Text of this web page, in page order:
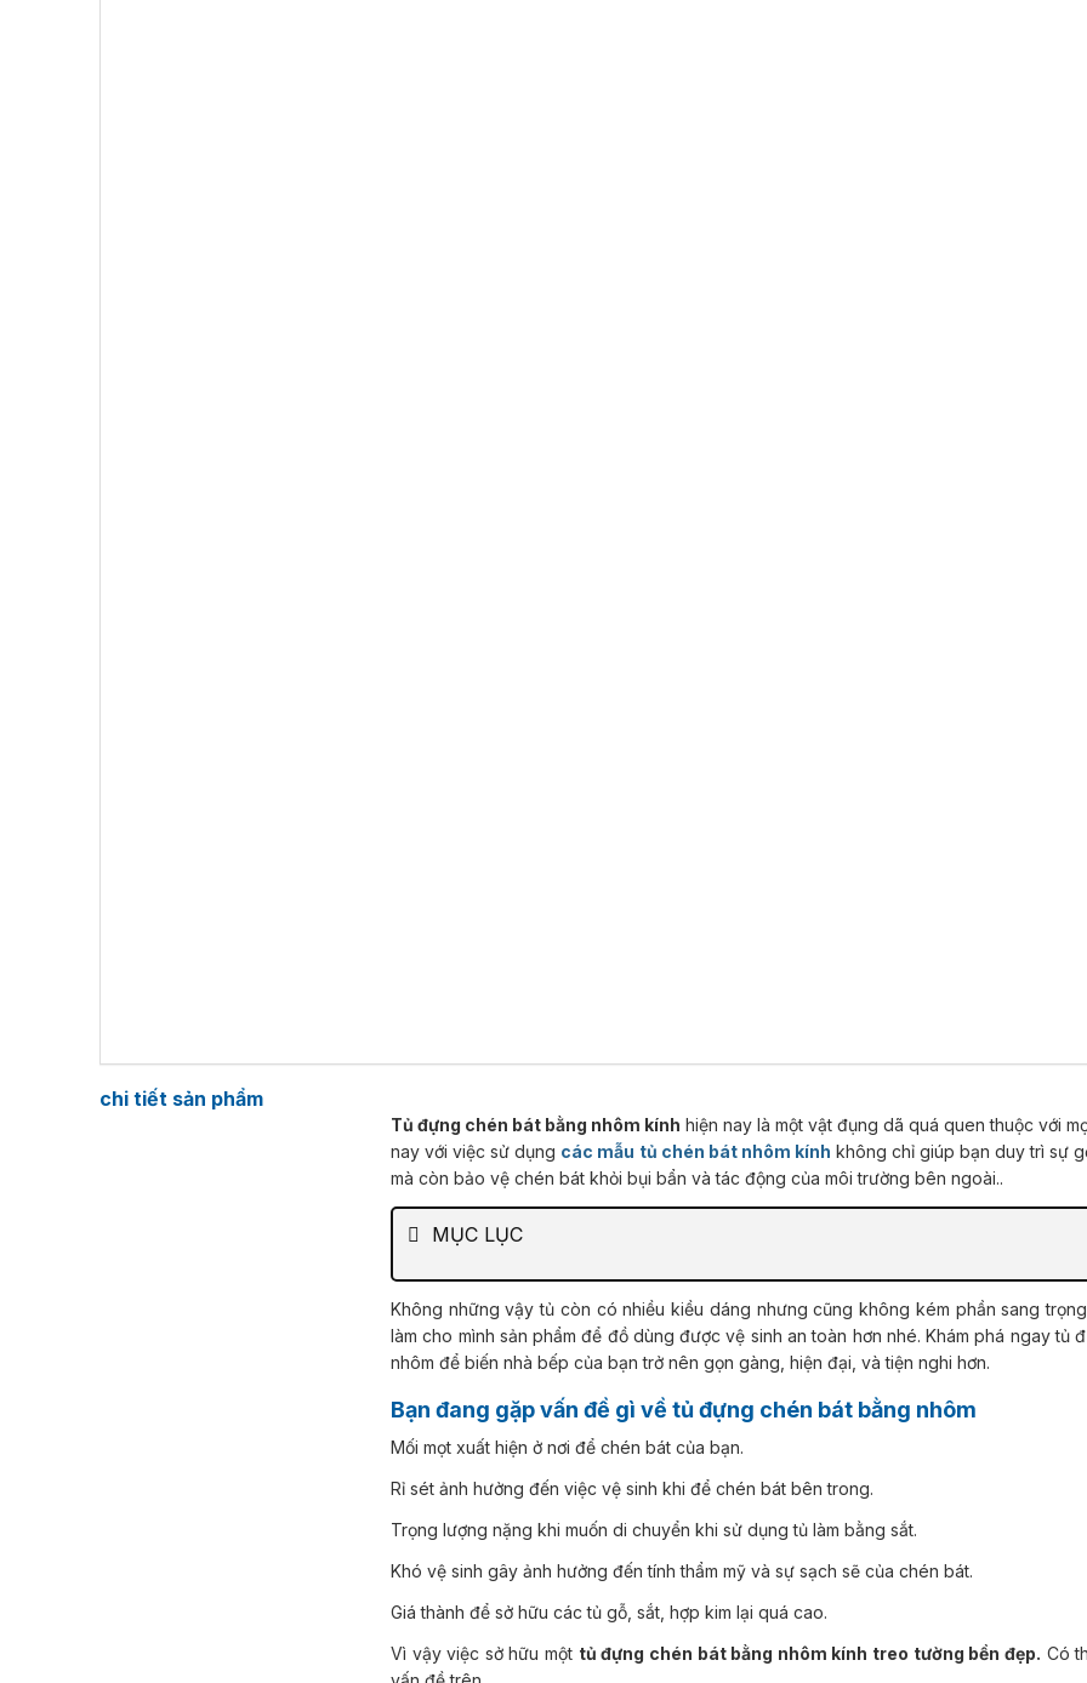
chi tiết sản phẩm
Tủ đựng chén bát bằng nhôm kính hiện nay là một vật đụng dã quá quen thuộc với
nay với việc sử dụng các mẫu tủ chén bát nhôm kính không chỉ giúp bạn duy trì sự
mà còn bảo vệ chén bát khỏi bụi bẩn và tác động của môi trường bên ngoài..
MỤC LỤC
Không những vậy tủ còn có nhiều kiều dáng nhưng cũng không kém phần sang trọng trong nội thất. Hãy
làm cho mình sản phẩm để đồ dùng được vệ sinh an toàn hơn nhé. Khám phá ngay tủ
nhôm để biến nhà bếp của bạn trở nên gọn gàng, hiện đại, và tiện nghi hơn.
Bạn đang gặp vấn đề gì về tủ đựng chén bát bằng nhôm
Mối mọt xuất hiện ở nơi để chén bát của bạn.
Rỉ sét ảnh hưởng đến việc vệ sinh khi để chén bát bên trong.
Trọng lượng nặng khi muốn di chuyển khi sử dụng tủ làm bằng sắt.
Khó vệ sinh gây ảnh hưởng đến tính thẩm mỹ và sự sạch sẽ của chén bát.
Giá thành để sở hữu các tủ gỗ, sắt, hợp kim lại quá cao.
Vì vậy việc sở hữu một tủ đựng chén bát bằng nhôm kính treo tường bền đẹp. Có